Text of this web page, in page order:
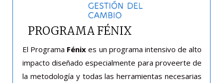
PROGRAMA FÉNIX
El Programa Fénix es un programa intensivo de alto
impacto diseñado especialmente para proveerte de
la metodología y todas las herramientas necesarias